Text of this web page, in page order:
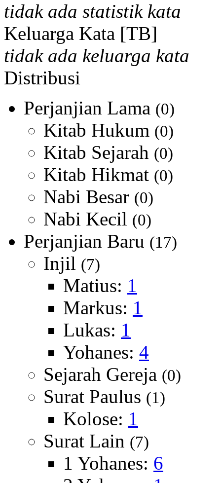
tidak ada statistik kata
Keluarga Kata [TB]
tidak ada keluarga kata
Distribusi
Perjanjian Lama (0)
Kitab Hukum (0)
Kitab Sejarah (0)
Kitab Hikmat (0)
Nabi Besar (0)
Nabi Kecil (0)
Perjanjian Baru (17)
Injil (7)
Matius: 1
Markus: 1
Lukas: 1
Yohanes: 4
Sejarah Gereja (0)
Surat Paulus (1)
Kolose: 1
Surat Lain (7)
1 Yohanes: 6